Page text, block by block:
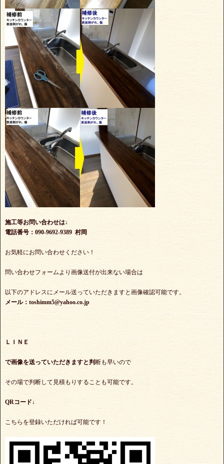
施工等お問い合わせは↓
電話番号：090-9692-9389 村岡
お気軽にお問い合わせください！
問い合わせフォームより画像送付が出来ない場合は
以下のアドレスにメール送っていただきますと画像確認可能です。
メール：toshimm5@yahoo.co.jp
ＬＩＮＥ
で画像を送っていただきますと判 断も早いので
その場で判断して見積もりすることも可能です。
QRコード↓
こちらを登録いただければ可能です！